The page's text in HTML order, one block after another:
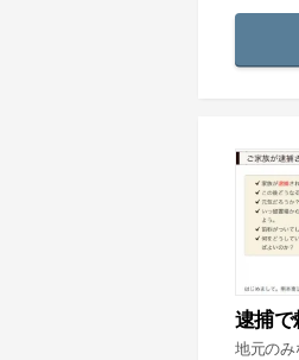
逮捕で
地元の